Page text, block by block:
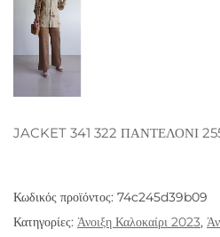
JACKET 341 322 ΠΑΝΤΕΛΟΝΙ
Κωδικός προϊόντος: 74c245d39b09
Κατηγορίες: Άνοιξη Καλοκαίρι 2023,